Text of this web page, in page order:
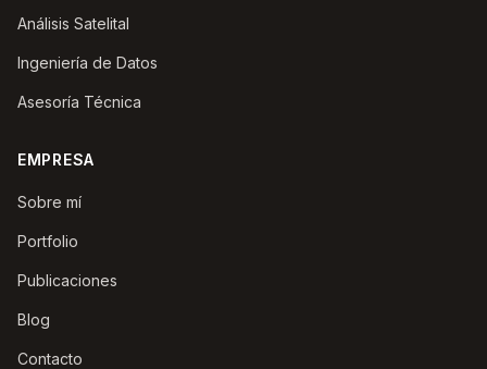
Análisis Satelital
Ingeniería de Datos
Asesoría Técnica
EMPRESA
Sobre mí
Portfolio
Publicaciones
Blog
Contacto